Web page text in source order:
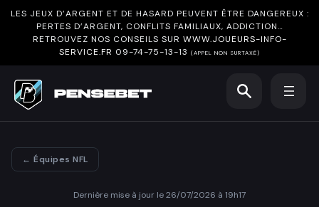
LES JEUX D’ARGENT ET DE HASARD PEUVENT ÊTRE DANGEREUX :
PERTES D’ARGENT, CONFLITS FAMILIAUX, ADDICTION…
RETROUVEZ NOS CONSEILS SUR WWW.JOUEURS-INFO-
SERVICE.FR 09-74-75-13-13 (APPEL NON SURTAXÉ)
← Équipes NFL
Dernière mise à jour le 26/07/2026 à 19h17